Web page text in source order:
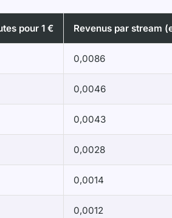
pour 1 € Revenus par stream
0,0086
0,0046
0,0043
0,0028
0,0014
0,0012